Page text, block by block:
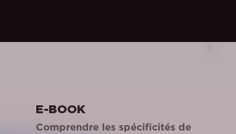
E-BOOK
Comprendre les spécificités de